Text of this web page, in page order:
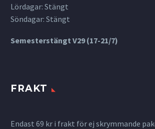
Lördagar: Stängt
Söndagar: Stängt
Semesterstängt V29 (17-21/7)
FRAKT
Endast 69 kr i frakt för ej skrymmande